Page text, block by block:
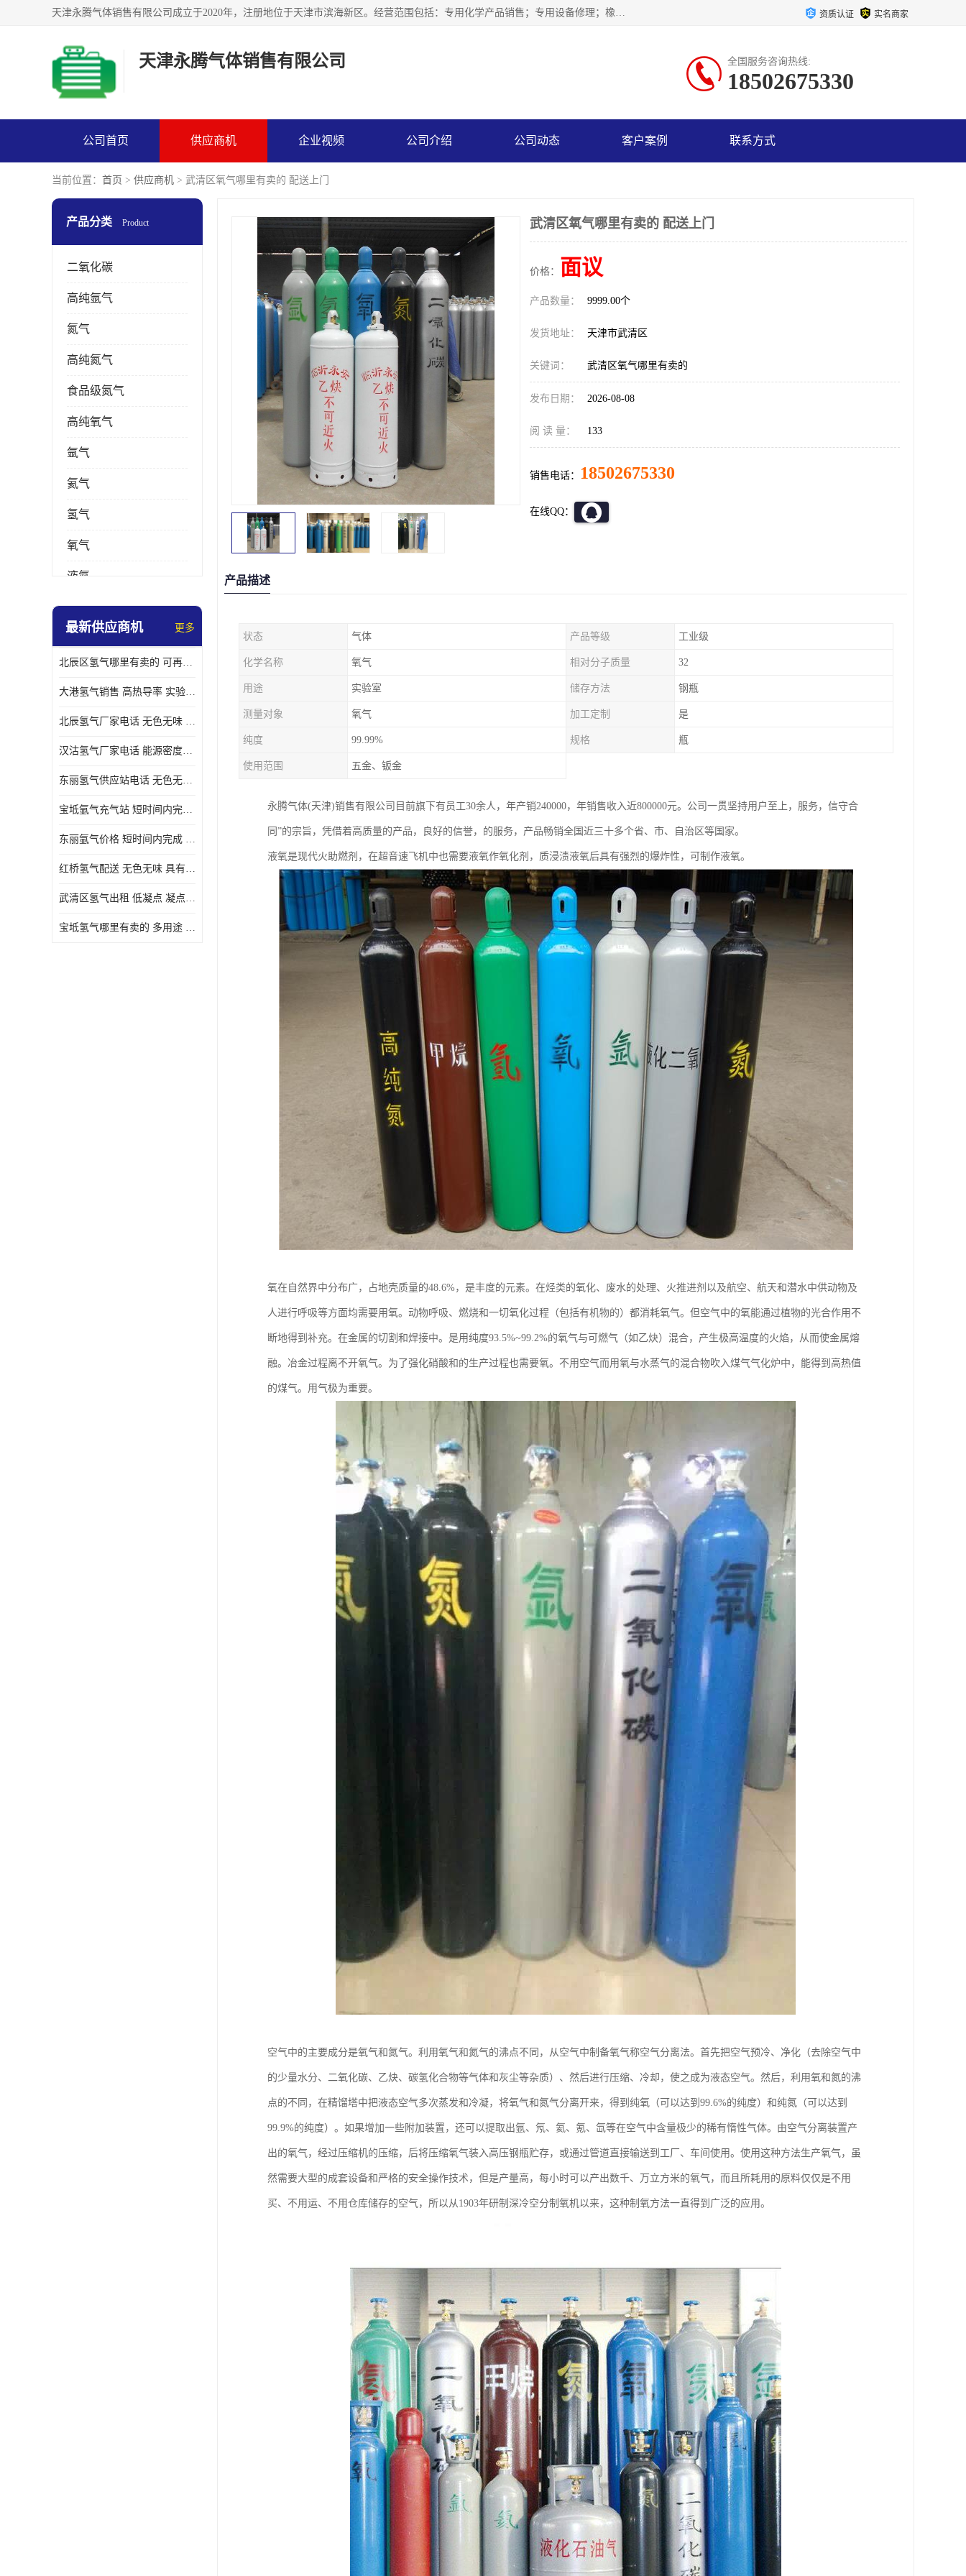
天津永腾气体销售有限公司成立于2020年，注册地位于天津市滨海新区。经营范围包括：专用化学产品销售；专用设备修理；橡胶制品销售；气体压缩机械销售；特种设备销售；仪器仪表销售；机械设备租赁；五金产品批发；食品添加剂销售等，主要供应：氧气、乙炔、氮气、氩气、氢气、氦气、液氨、液氮、一氧化碳、二氧化碳等，各种工业气体，高纯气体，食品级气体。 资质认证 实名商家
天津永腾气体销售有限公司 全国服务咨询热线:
18502675330
公司首页 供应商机 企业视频 公司介绍 公司动态 客户案例 联系方式
当前位置： 首页 > 供应商机 > 武清区氧气哪里有卖的 配送上门
产品分类 Product
二氧化碳
高纯氩气
氮气
高纯氮气
食品级氮气
高纯氧气
氩气
氦气
氢气
氧气
液氮
乙炔
最新供应商机 更多
北辰区氢气哪里有卖的 可再生 实验室应用
大港氢气销售 高热导率 实验室应用
北辰氢气厂家电话 无色无味 凝点为-259
汉沽氢气厂家电话 能源密度高 储存和传输便利
东丽氢气供应站电话 无色无味 储存和传输便利
宝坻氩气充气站 短时间内完成 人员经过培训
东丽氩气价格 短时间内完成 物流管理优良
红桥氢气配送 无色无味 具有较低的密度
武清区氢气出租 低凝点 凝点为-259
宝坻氢气哪里有卖的 多用途 可以在空气中上升
武清区氧气哪里有卖的 配送上门
价格： 面议
产品数量： 9999.00个
发货地址： 天津市武清区
关键词： 武清区氧气哪里有卖的
发布日期： 2026-08-08
阅 读 量： 133
销售电话： 18502675330
在线QQ：
产品描述
状态 气体 产品等级 工业级
化学名称 氧气 相对分子质量 32
用途 实验室 储存方法 钢瓶
测量对象 氧气 加工定制 是
纯度 99.99% 规格 瓶
使用范围 五金、钣金
永腾气体(天津)销售有限公司目前旗下有员工30余人，年产销240000，年销售收入近800000元。公司一贯坚持用户至上，服务，信守合
同”的宗旨，凭借着高质量的产品，良好的信誉，的服务，产品畅销全国近三十多个省、市、自治区等国家。
液氧是现代火助燃剂，在超音速飞机中也需要液氧作氧化剂，质浸渍液氧后具有强烈的爆炸性，可制作液氧。
氧在自然界中分布广，占地壳质量的48.6%，是丰度的元素。在烃类的氧化、废水的处理、火推进剂以及航空、航天和潜水中供动物及
人进行呼吸等方面均需要用氧。动物呼吸、燃烧和一切氧化过程（包括有机物的）都消耗氧气。但空气中的氧能通过植物的光合作用不
断地得到补充。在金属的切割和焊接中。是用纯度93.5%~99.2%的氧气与可燃气（如乙炔）混合，产生极高温度的火焰，从而使金属熔
融。冶金过程离不开氧气。为了强化硝酸和的生产过程也需要氧。不用空气而用氧与水蒸气的混合物吹入煤气气化炉中，能得到高热值
的煤气。用气极为重要。
空气中的主要成分是氧气和氮气。利用氧气和氮气的沸点不同，从空气中制备氧气称空气分离法。首先把空气预冷、净化（去除空气中
的少量水分、二氧化碳、乙炔、碳氢化合物等气体和灰尘等杂质）、然后进行压缩、冷却，使之成为液态空气。然后，利用氧和氮的沸
点的不同，在精馏塔中把液态空气多次蒸发和冷凝，将氧气和氮气分离开来，得到纯氧（可以达到99.6%的纯度）和纯氮（可以达到
99.9%的纯度）。如果增加一些附加装置，还可以提取出氩、氖、氦、氪、氙等在空气中含量极少的稀有惰性气体。由空气分离装置产
出的氧气，经过压缩机的压缩，后将压缩氧气装入高压钢瓶贮存，或通过管道直接输送到工厂、车间使用。使用这种方法生产氧气，虽
然需要大型的成套设备和严格的安全操作技术，但是产量高，每小时可以产出数千、万立方米的氧气，而且所耗用的原料仅仅是不用
买、不用运、不用仓库储存的空气，所以从1903年研制深冷空分制氧机以来，这种制氧方法一直得到广泛的应用。